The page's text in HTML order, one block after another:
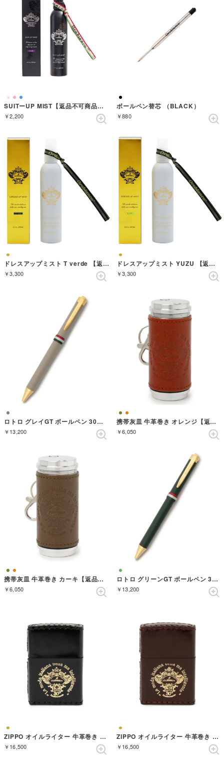
SUITーUP MIST【返品不可商品】 （VIOLA）
￥2,200
ボールペン替芯 （BLACK）
￥880
ドレスアップミスト T verde 【返品不可商品】 （ゴールド）
￥3,300
ドレスアップミスト YUZU 【返品不可商品】 （ゴールド）
￥3,300
ロトロ グレイGT ボールペン 30周年記念限定
￥13,200
携帯灰皿 牛革巻き オレンジ【返品不可商品】 （オレンジ）
￥6,050
携帯灰皿 牛革巻き カーキ【返品不可商品】 （カーキ）
￥6,050
ロトロ グリーンGT ボールペン 30周年記念限定
￥13,200
ZIPPO オイルライター 牛革巻き ブラック【返品不可商品】 （ブラック）
￥16,500
ZIPPO オイルライター 牛革巻き ブラウン【返品不可商品】 （ブラウン）
￥16,500